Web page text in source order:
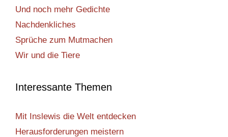
Und noch mehr Gedichte
Nachdenkliches
Sprüche zum Mutmachen
Wir und die Tiere
Interessante Themen
Mit Inslewis die Welt entdecken
Herausforderungen meistern